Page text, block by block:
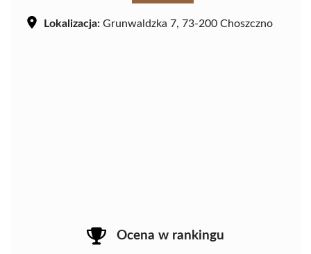
Lokalizacja: Grunwaldzka 7, 73-200 Choszczno
Ocena w rankingu